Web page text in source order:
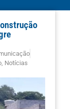
, Notícias